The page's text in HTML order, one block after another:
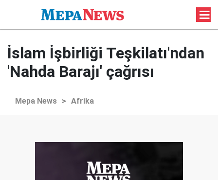
İslam İşbirliği Teşkilatı'ndan
'Nahda Barajı' çağrısı
Mepa News > Afrika